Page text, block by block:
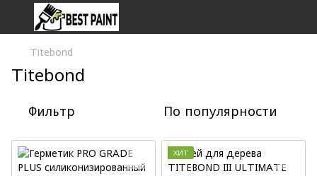
Titebond
Titebond
Фильтр По популярности
ХИТ